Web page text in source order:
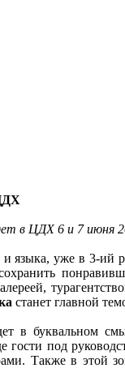
ЦДХ 6 и 7 июня
уже в 3-ий
станет главной
в буквальном
гости под
Также в этой